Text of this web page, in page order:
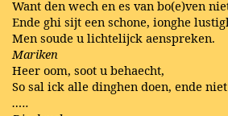
Want den wech en es van bo(e)ven
Ende ghi sijt een schone, ionghe
Men soude u lichtelijck aenspreken.
Mariken
Heer oom, soot u behaecht,
So sal ick alle dinghen doen, ende
…..